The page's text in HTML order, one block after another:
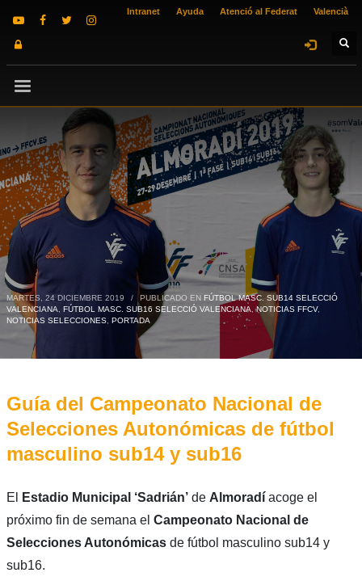
Intranet Ayuda Atenció al Federat Valencià
MARTES, 24 DICIEMBRE 2019 / PUBLICADO EN FÚTBOL MASC. SUB14 SELECCIÓ
VALENCIANA
FÚTBOL MASC. SUB16 SELECCIÓ VALENCIANA ,NOTICIAS FFCV,
NOTICIAS SELECCIONES, PORTADA
Guía del Campeonato Nacional de
Selecciones Autonómicas de fútbol
masculino sub14 y sub16
El Estadio Municipal ‘Sadrián’de Almoradíacoge el
próximo fin de semana el Campeonato Nacional de
Selecciones Autonómicas de fútbol masculino sub14 y
sub16.